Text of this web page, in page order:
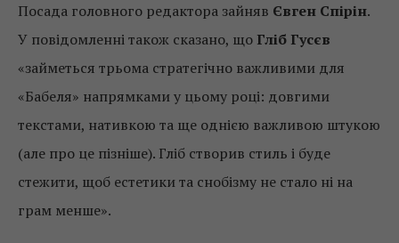
Посада головного редактора зайняв Євген Спірін.
У повідомленні також сказано, що Гліб Гусєв
«займеться трьома стратегічно важливими для
«Бабеля» напрямками у цьому році: довгими
текстами, нативкою та ще однією важливою штукою
(але про це пізніше). Гліб створив стиль і буде
стежити, щоб естетики та снобізму не стало ні на
грам менше».